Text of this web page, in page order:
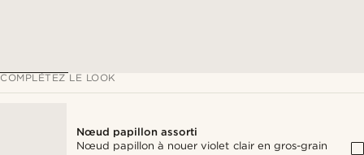
COMPLÉTEZ LE LOOK
Nœud papillon assorti
Nœud papillon à nouer violet clair en gros-grain